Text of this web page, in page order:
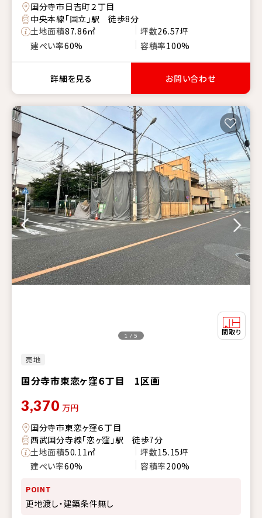
国分寺市日吉町２丁目
中央本線「国立」駅 徒歩8分
土地面積87.86㎡ 坪数26.57坪
建ぺい率60% 容積率100%
詳細を見る お問い合わせ
売地
国分寺市東恋ヶ窪６丁目 1区画
1 / 5
3,370 万円
国分寺市東恋ヶ窪６丁目
西武国分寺線「恋ヶ窪」駅 徒歩7分
土地面積50.11㎡ 坪数15.15坪
建ぺい率60% 容積率200%
POINT
更地渡し・建築条件無し